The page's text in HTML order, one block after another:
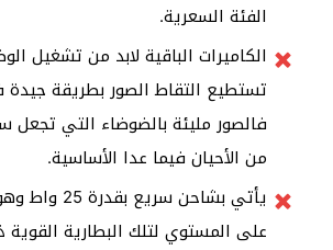
الفئة السعرية.
الكاميرات الباقية لابد من تشغيل
تستطيع التقاط الصور بطريقة جيدة
فالصور مليئة بالضوضاء التي تجعل
من الأحيان فيما عدا الأساسية.
يأتي بشاحن
على المستوي لتلك البطارية